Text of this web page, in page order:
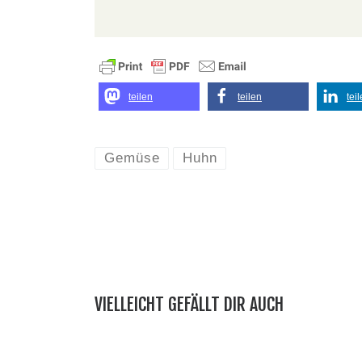
teilen teilen
Gemüse Huhn
VIELLEICHT GEFÄLLT DIR AUCH